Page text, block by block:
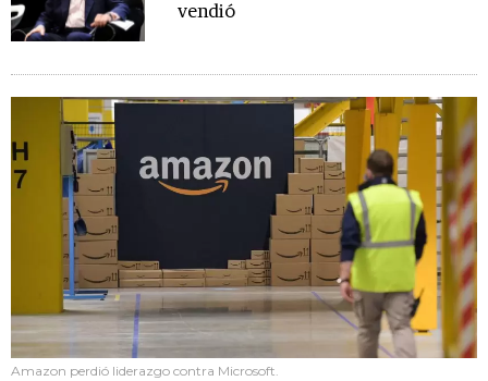
vendió
Amazon perdió liderazgo contra Microsoft.